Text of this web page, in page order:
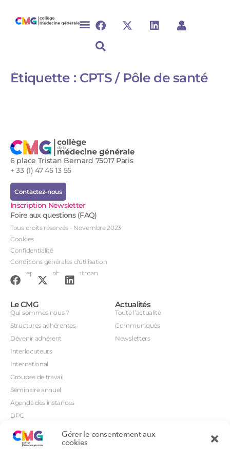
Gérer le consentement aux
cookies
Étiquette : CPTS / Pôle de santé
6 place Tristan Bernard 75017 Paris
+ 33 (1) 47 45 13 55
Contactez-nous
Inscription Newsletter
Foire aux questions (FAQ)
Tous droits réservés - Novembre 2023
Cookies
Confidentialité
Conditions générales d'utilisation
Conception : John Brightman
Le CMG
Qui sommes nous ?
Structures adhérentes
Dévenir adhérent
Interlocuteurs
International
Groupes de travail
Séminaire annuel
Agenda des instances
DPC
Orientations prioritaires
Actualités
Toute l’actualité
Communiqués
Newsletters